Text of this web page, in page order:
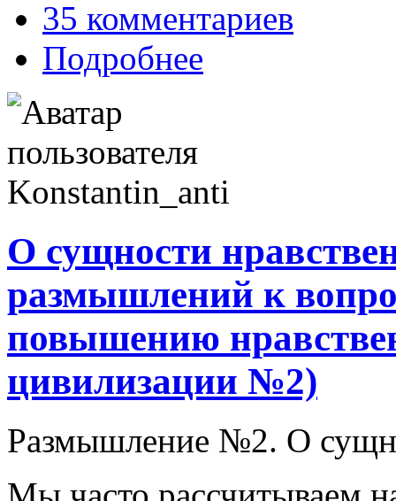
35 комментариев
Подробнее
О сущности
размышлений к
повышению
цивилизации №2)
Размышление №2. О